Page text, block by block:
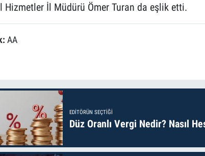
Hizmetler İl Müdürü Ömer Turan da eşlik etti.
AA
EDITÖRÜN SEÇTIĞI
Düz Oranlı Vergi Nedir? Nasıl